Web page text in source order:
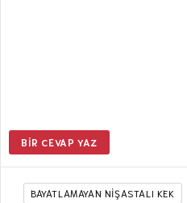
BIR CEVAP YAZ
BAYATLAMAYAN NIŞASTALI KEK